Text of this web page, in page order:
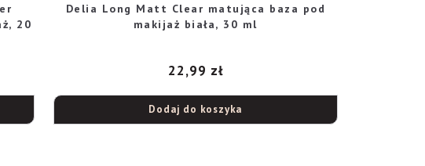
20
Delia Long Matt Clear matująca baza pod
makijaż biała, 30 ml
22,99 zł
Dodaj do koszyka